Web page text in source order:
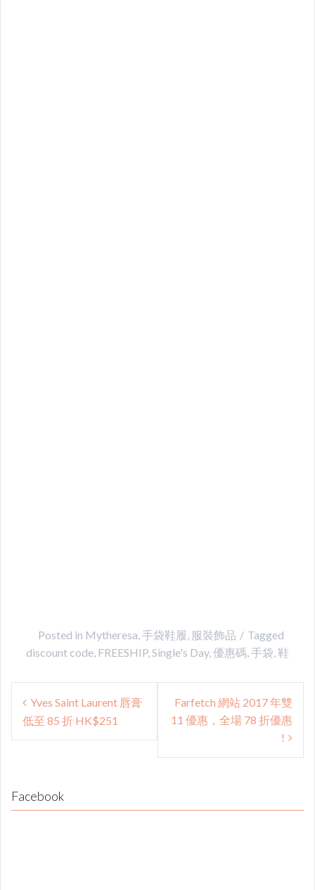
Posted in Mytheresa,手袋鞋履, 服裝飾品
Tagged
discount code, FREESHIP,Single's Day,優惠碼,手袋,鞋
Post
navigation
Yves Saint Laurent 唇膏
低至 85 折 HK$251
Farfetch 網站 2017 年雙
11 優惠，全場 78 折優惠
!
Facebook